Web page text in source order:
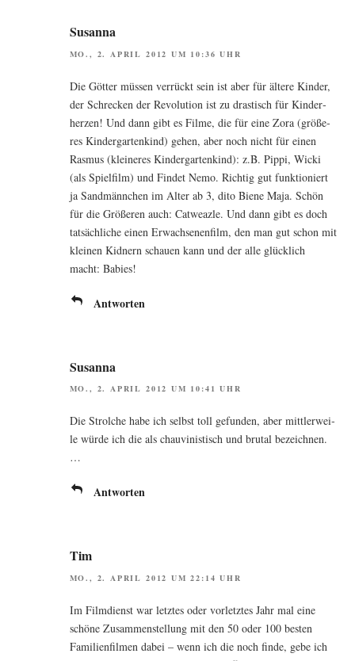
Susanna
MO., 2. APRIL 2012 UM 10:36 UHR
Die Göt­ter müs­sen ver­rückt sein ist aber für älte­re Kin­der,
der Schre­cken der Revo­lu­ti­on ist zu dras­tisch für Kin­der­
her­zen! Und dann gibt es Fil­me, die für eine Zora (grö­ße­
res Kin­der­gar­ten­kind) gehen, aber noch nicht für einen
Ras­mus (klei­ne­res Kin­der­gar­ten­kind): z.B. Pip­pi, Wicki
(als Spiel­film) und Fin­det Nemo. Rich­tig gut funk­tio­niert
ja Sand­männ­chen im Alter ab 3, dito Bie­ne Maja. Schön
für die Grö­ße­ren auch: Cat­weaz­le. Und dann gibt es doch
tat­säch­li­che einen Erwach­se­nen­film, den man gut schon mit
klei­nen Kid­nern schau­en kann und der alle glück­lich
macht: Babies!
Antworten
Susanna
MO., 2. APRIL 2012 UM 10:41 UHR
Die Strol­che habe ich selbst toll gefun­den, aber mitt­ler­wei­
le wür­de ich die als chau­vi­nis­tisch und bru­tal bezeichnen.
…
Antworten
Tim
MO., 2. APRIL 2012 UM 22:14 UHR
Im Film­dienst war letz­tes oder vor­letz­tes Jahr mal eine
schö­ne Zusam­men­stel­lung mit den 50 oder 100 bes­ten
Fami­li­en­fil­men dabei – wenn ich die noch fin­de, gebe ich